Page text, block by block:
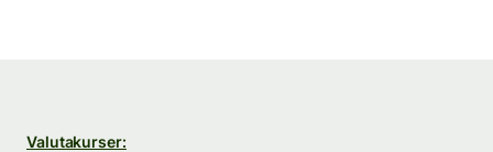
Valutakurser: